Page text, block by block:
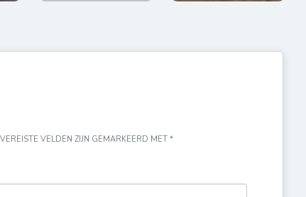
VEREISTE VELDEN ZIJN GEMARKEERD MET *